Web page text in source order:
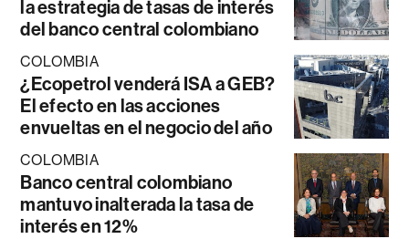
la estrategia de tasas de interés
del banco central colombiano
COLOMBIA
¿Ecopetrol venderá ISA a GEB?
El efecto en las acciones
envueltas en el negocio del año
COLOMBIA
Banco central colombiano
mantuvo inalterada la tasa de
interés en 12%